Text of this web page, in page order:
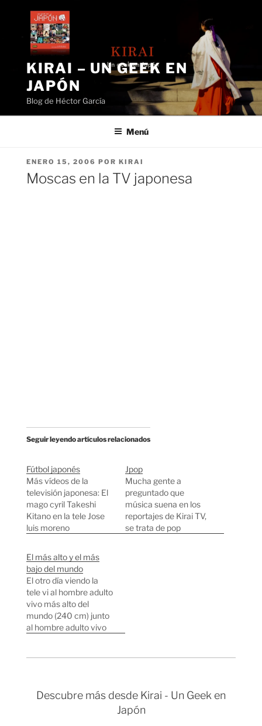
contenido
KIRAI – UN GEEK EN
JAPÓN
Blog de Héctor García
Menú
PUBLICADO
EL
ENERO 15, 2006 POR KIRAI
Moscas en la TV japonesa
Seguir leyendo artículos relacionados
Fútbol japonés
Más vídeos de la
televisión japonesa: El
mago cyril Takeshi
Kitano en la tele Jose
luis moreno
Fuji TV Domador de
peces Domador de
moscas Technorati
tags: japanesetv,
curiosidades, japón,
fútbol.
Jpop
Mucha gente a
preguntado que
música suena en los
reportajes de Kirai TV,
se trata de pop
videojuegos. Tiene…
El más alto y el más
bajo del mundo
El otro día viendo la
tele vi al hombre adulto
vivo más alto del
mundo (240 cm) junto
al hombre adulto vivo
siempre está grabando
Descubre más desde Kirai - Un Geek en
Japón